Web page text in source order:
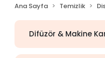
Ana Sayfa Temizlik
Difüzör & Makine